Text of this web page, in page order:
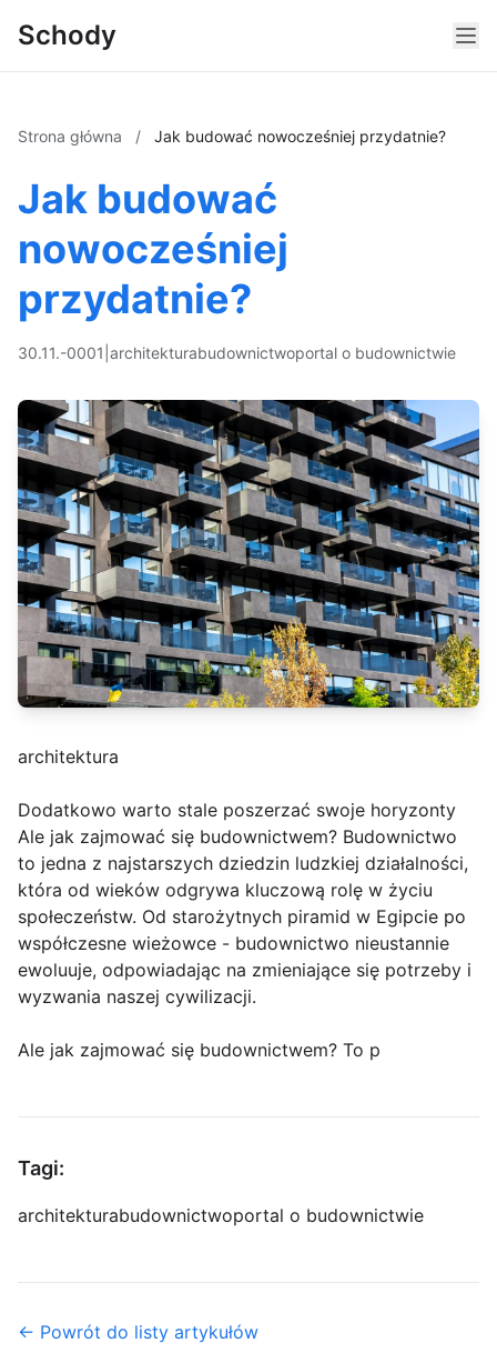
Schody
Strona główna / Jak budować nowocześniej przydatnie?
Jak budować
nowocześniej
przydatnie?
30.11.-0001 architekturabudownictwoportal o budownictwie
architektura
Dodatkowo warto stale poszerzać swoje horyzonty
Ale jak zajmować się budownictwem? Budownictwo
to jedna z najstarszych dziedzin ludzkiej działalności,
która od wieków odgrywa kluczową rolę w życiu
społeczeństw. Od starożytnych piramid w Egipcie po
współczesne wieżowce - budownictwo nieustannie
ewoluuje, odpowiadając na zmieniające się potrzeby i
wyzwania naszej cywilizacji.
Ale jak zajmować się budownictwem? To p
Tagi:
architekturabudownictwoportal o budownictwie
← Powrót do listy artykułów